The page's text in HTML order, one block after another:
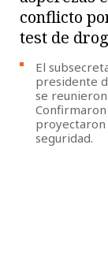
conflicto
test de
El
presidente
se
seguridad.